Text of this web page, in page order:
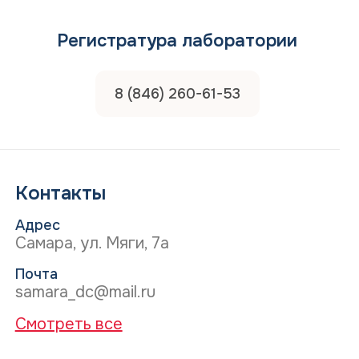
Регистратура лаборатории
8 (846) 260-61-53
Контакты
Адрес
Самара, ул. Мяги, 7а
Почта
samara_dc@mail.ru
Смотреть все